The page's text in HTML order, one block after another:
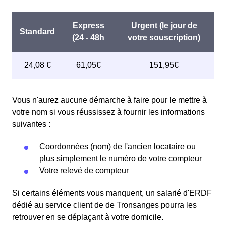
Vous n'aurez aucune démarche à faire pour le mettre à
votre nom si vous réussissez à fournir les informations
suivantes :
Coordonnées (nom) de l'ancien locataire ou
plus simplement le numéro de votre compteur
Votre relevé de compteur
Si certains éléments vous manquent, un salarié d'ERDF
dédié au service client de de Tronsanges pourra les
retrouver en se déplaçant à votre domicile.